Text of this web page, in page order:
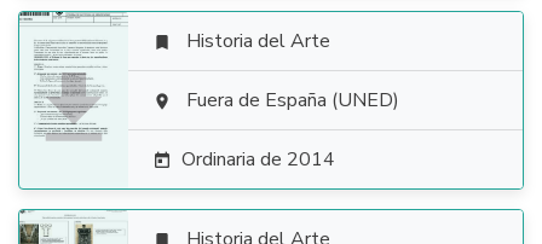

 Historia del Arte
 Fuera de España (UNED)
 Ordinaria de 2014